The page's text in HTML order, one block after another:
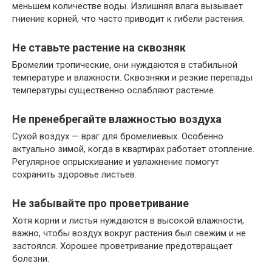
меньшем количестве воды. Излишняя влага вызывает
гниение корней, что часто приводит к гибели растения.
Не ставьте растение на сквозняк
Бромелии тропические, они нуждаются в стабильной
температуре и влажности. Сквозняки и резкие перепады
температуры существенно ослабляют растение.
Не пренебрегайте влажностью воздуха
Сухой воздух — враг для бромелиевых. Особенно
актуально зимой, когда в квартирах работает отопление.
Регулярное опрыскивание и увлажнение помогут
сохранить здоровье листьев.
Не забывайте про проветривание
Хотя корни и листья нуждаются в высокой влажности,
важно, чтобы воздух вокруг растения был свежим и не
застоялся. Хорошее проветривание предотвращает
болезни.